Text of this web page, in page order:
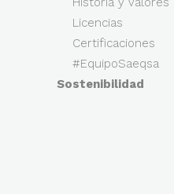
Licencias
Certificaciones
#EquipoSaeqsa
Sostenibilidad